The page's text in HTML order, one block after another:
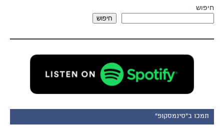
חיפוש
חיפוש
תמכו ב"סינמסקופ"